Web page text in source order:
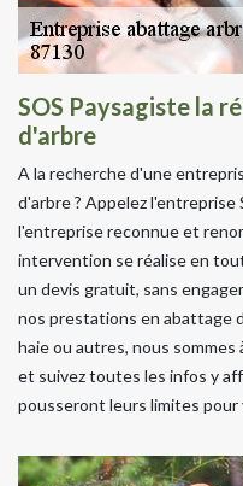
SOS Paysagiste la
d'arbre
A la recherche d'une
d'arbre ? Appelez l'entreprise
l'entreprise reconnue et
intervention se réalise en
un devis gratuit, sans
nos prestations en abattage
haie ou autres, nous
et suivez toutes les infos y
pousseront leurs limites pour